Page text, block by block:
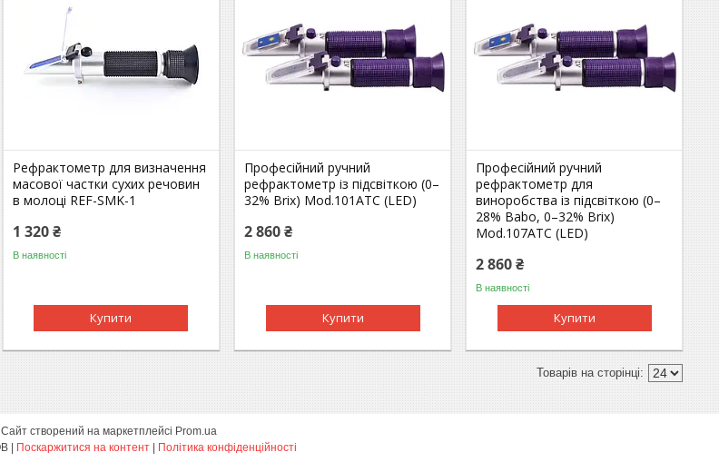
Рефрактометр для визначення
масової частки сухих речовин
в молоці REF-SMK-1
1 320 ₴
В наявності
Купити
Професійний ручний
рефрактометр із підсвіткою (0–
32% Brix) Mod.101ATC (LED)
2 860 ₴
В наявності
Купити
Професійний ручний
рефрактометр для
виноробства із підсвіткою (0–
28% Babo, 0–32% Brix)
Mod.107ATC (LED)
2 860 ₴
В наявності
Купити
Сайт створений на маркетплейсі Prom.ua
Поскаржитися на контент Політика конфіденційності